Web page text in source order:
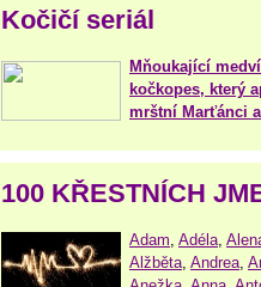
Kočičí seriál
Mňoukající
kočkopes, který
mrštní Marťánci
100 KŘESTNÍCH
Adam Adéla
Alžběta Andrea